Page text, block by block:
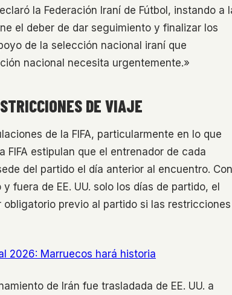
la Federación Iraní de Fútbol, instando a
el deber de dar seguimiento y finalizar los
de la selección nacional iraní que
nacional necesita urgentemente.»
DE VIAJE
de la FIFA, particularmente en lo que
estipulan que el entrenador de cada
del partido el día anterior al encuentro. Con
fuera de EE. UU. solo los días de partido, el
previo al partido si las restricciones
2026: Marruecos hará historia
de Irán fue trasladada de EE. UU. a